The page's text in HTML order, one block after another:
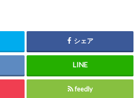
シェア
feedly